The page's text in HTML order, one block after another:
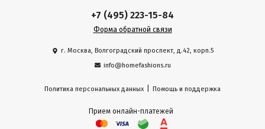
+7 (495) 223-15-84
Форма обратной связи
г. Москва, Волгоградский проспект, д.42, корп.5
info@homefashions.ru
Политика персональных данных Помощь и поддержка
Прием онлайн-платежей